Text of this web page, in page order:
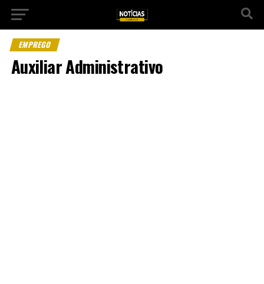
EMPREGO
Auxiliar Administrativo